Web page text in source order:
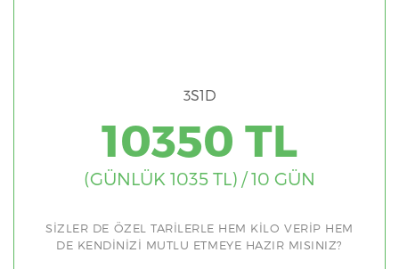
3S1D
10350 TL
(GÜNLÜK 1035 TL) / 10 GÜN
SİZLER DE ÖZEL TARİLERLE HEM KİLO VERİP HEM
DE KENDİNİZİ MUTLU ETMEYE HAZIR MISINIZ?